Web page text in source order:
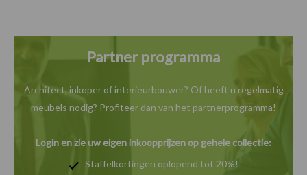
Partner programma
Architect, inkoper of interieurbouwer? Of heeft u regelmatig
meubels nodig? Profiteer dan van het partnerprogramma!
Login en zie uw eigen inkoopprijzen op gehele collectie:
Staffelkortingen oplopend tot 20%!